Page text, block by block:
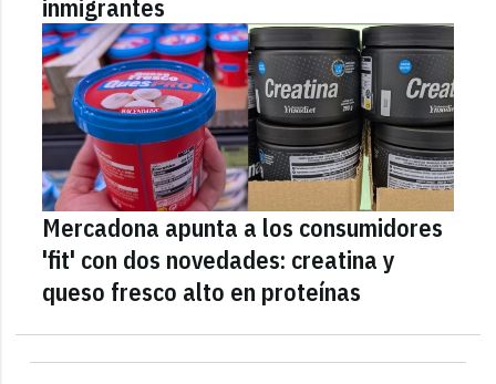
inmigrantes
Mercadona apunta a los consumidores
'fit' con dos novedades: creatina y
queso fresco alto en proteínas